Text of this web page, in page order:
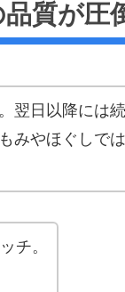
質が圧
翌日以降には続
みやほぐしでは
チ。